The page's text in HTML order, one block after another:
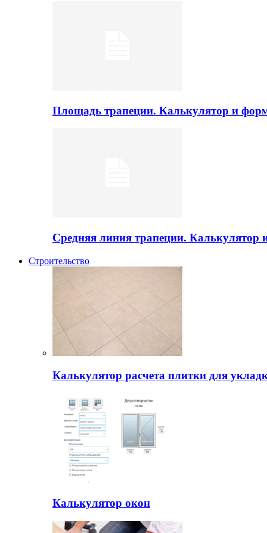
Площадь трапеции. Калькулятор и
Средняя линия трапеции.
Строительство
Калькулятор расчета плитки для
Калькулятор окон